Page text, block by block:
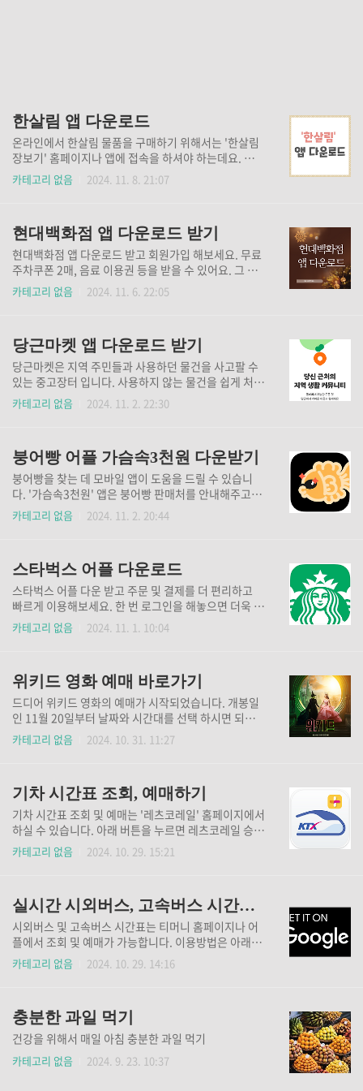
한살림 앱 다운로드
온라인에서 한살림 물품을 구매하기 위해서는 '한살림
장보기' 홈페이지나 앱에 접속을 하셔야 하는데요. 앱을
다운 받고 로그인 해 놓으시면, 매번 웹사이트에서 검색
할 필요 없이 편리하게 사용하실 수 있습니다. 🔻한살
물품 할인쿠폰 2종과 금액 할인쿠폰 2종을 받으실 수
있습니다. 할인쿠폰은 매장, 온라인·전화 주문 중 어디
서나 사용하실 수 있어요. 한살림의 다양한 물품을 부담
없이 이용해 보시길 바랍니다. ✅ 쿠폰 발급 대상 : 202
4년 1월 1일(월)~12월 31일(화) 신규 가입 조합
카테고리 없음 2024. 11. 8. 21:07
현대백화점 앱 다운로드 받기
현대백화점 앱 다운로드 받고 회원가입 해보세요. 무료
주차쿠폰 2매, 음료 이용권 등을 받을 수 있어요. 그 외
다양한 이벤트에 참여 및 전자영수증, 예약, 웨이팅 등
편리한 기능을 사용하실 수 있습니다. 혜택 다 받으시고
서울 입장권 을 받을 수 있는 기회, 앱 룰렛 이벤트 참여
해보세요. 1차는 끝이났지만 2차 이벤트가 예정되어 있
습니다. * 이벤트 기간: 24.11.29(금) ~ 12.8(일) 기간
중 1회 응모 가능 * 경품 안내☑️ LE GRAND THEATRE
더현대 서울 입장권 (500명, 1인2매)☑️ 해리 키링 (15
카테고리 없음 2024. 11. 6. 22:05
당근마켓 앱 다운로드 받기
당근마켓은 지역 주민들과 사용하던 물건을 사고팔 수
있는 중고장터 입니다. 사용하지 않는 물건을 쉽게 처분
하고, 필요한 물건도 저렴하게 구할 수 있죠. 직거래 방
식으로 배송비 절감과 빠른 거래가 가능해 시간과 비용
로운 물건과 만나보세요. ⬇️당근마켓 어플 다운로드
⬇️ 당근마켓에서 물건을 잘 팔기 위한 팁 사진 품질: 밝고
선명한 사진을 여러 각도에서 촬영하세요. 좋은 이미지
가 관심을 끌고 신뢰를 줍니다. 상세한 설명: 상품의 상
태, 사용 기간, 특징 등을 상세히 기재하세요. 질문에 대
카테고리 없음 2024. 11. 2. 22:30
붕어빵 어플 가슴속3천원 다운받기
붕어빵을 찾는 데 모바일 앱이 도움을 드릴 수 있습니
다. '가슴속3천원' 앱은 붕어빵 판매처를 안내해주고,
사용자 리뷰도 확인할 수 있어요. 붕어빵 뿐만 아니라
타코야끼, 계란빵, 호떡 파는 곳도 찾을 수 있답니다. 지
원' 어플 소개 최근 겨울철이 다가오면서 붕어빵을 찾는
소비자들이 늘고 있습니다. '가슴속3천원' 앱은 사용자
들이 자발적으로 노점 정보를 등록해 운영되고 있어, 붕
어빵 애호가들 사이에서 큰 호응을 얻고 있습니다. 이
앱을 통해 이용자는 자신의 위치를 설정하고 주변의 붕
카테고리 없음 2024. 11. 2. 20:44
스타벅스 어플 다운로드
스타벅스 어플 다운 받고 주문 및 결제를 더 편리하고
빠르게 이용해보세요. 한 번 로그인을 해놓으면 더욱 더
간편한 사용이 가능합니다. 가입 시 생일을 입력하시면
스타벅스에서 1년에 한 번씩 주는 생일 무료음료 쿠폰
션은 특정 기간 동안 음료를 구매할 때마다 스탬프를 적
립할 수 있는 이벤트입니다. 일정 수의 스탬프를 모으면
특별한 혜택이나 상품을 받을 수 있는데요. 보통 프로모
션의 내용은 시즌별로 달라지며, 특정 음료나 상품에 적
용되는 경우도 있습니다. 보통 1년에 두 번, 써머 시즌
품으..
카테고리 없음 2024. 11. 1. 10:04
위키드 영화 예매 바로가기
드디어 위키드 영화의 예매가 시작되었습니다. 개봉일
인 11월 20일부터 날짜와 시간대를 선택 하시면 되는
데요. 원하는 시간대로 미리 예매하시고 기다림의 즐거
움 누리시길 바랍니다. ⬇️ 위키드 예매 페이지로 바로 이
화 '위키드'가 개봉을 앞두고 있습니다. 뮤지컬 영화의
경험이 풍부한 존 추 감독이 메가폰을 잡았다고 하는데
요. 예고편에서 공개된 영상의 퀄리티를 보면 원작 뮤지
컬을 잘 모르는 관객들도 충분히 즐길 수 있을거라 기대
됩니다. 뮤지컬 위키드의 실사 영화의 감동은 오리지널
데'..
카테고리 없음 2024. 10. 31. 11:27
기차 시간표 조회, 예매하기
기차 시간표 조회 및 예매는 '레츠코레일' 홈페이지에서
하실 수 있습니다. 아래 버튼을 누르면 레츠코레일 승차
권 조회 및 예매 홈페이지로 이동합니다. KTX 시간표
조회 👆 SRT 시간표 조회 👆 일반열차 시간표 조회 👆 코
수 있습니다. 자주 이용하지 않더라도 한 번 받아 놓으
면 매번 이용시 간편하게 사용할 수 있으니 무료로 다운
받고 바로 사용해보세요. ⬇️ 코레일톡 어플 다운받기
⬇️ 코레일톡 어플 이용방법 코레일톡 어플을 사용하시
기 위해서 회원가입 및 로그인 부터 진행해줘야 합니다.
카테고리 없음 2024. 10. 29. 15:21
실시간 시외버스, 고속버스 시간표 확인하기
시외버스 및 고속버스 시간표는 티머니 홈페이지나 어
플에서 조회 및 예매가 가능합니다. 이용방법은 아래에
자세히 나와있으니 필요하시다면 참고하시길 바랍니
다. 지금 바로 조회하실 분은 버튼을 누르면 홈페이지로
때에는 홈페이지보다 어플을 사용하는 방법이 더 편리
하고 빠른데요. 시외버스와 고속버스 이용 홈페이지는
각각 따로 있는 반면, 티머니GO 어플에서는 시외버스,
고속버스를 함께 조회하고 예매하는 것이 가능합니다.
카테고리 없음 2024. 10. 29. 14:16
충분한 과일 먹기
건강을 위해서 매일 아침 충분한 과일 먹기
카테고리 없음 2024. 9. 23. 10:37